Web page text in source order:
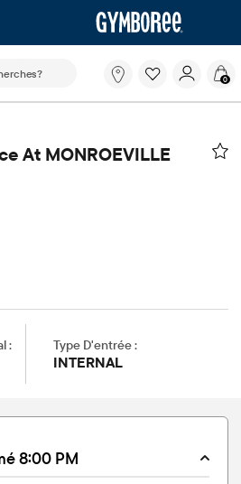
ci-dessous filtre les
Qu'est-
que
0
At MONROEVILLE
: Type D'entrée :
INTERNAL
Fermé 8:00 PM